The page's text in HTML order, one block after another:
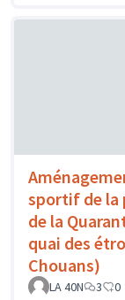
sportif de la
de la
quai des
Chouans)
LA 40N 3 0